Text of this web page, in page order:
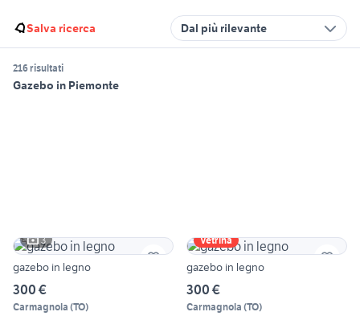
Salva ricerca Dal più rilevante
216 risultati
Gazebo in Piemonte
3
gazebo in legno
300 €
Carmagnola (TO)
Vetrina
gazebo in legno
300 €
Carmagnola (TO)